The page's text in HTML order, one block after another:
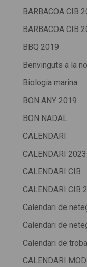
BARBACOA CIB
BARBACOA CIB
BBQ 2019
Benvinguts a la
Biologia marina
BON ANY 2019
BON NADAL
CALENDARI
CALENDARI 2023
CALENDARI CIB
CALENDARI CIB
Calendari de
Calendari de
Calendari de
CALENDARI